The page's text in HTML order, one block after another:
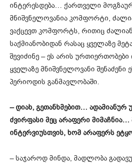
ინტერესდება… ქართველი
მნიშვნელოვანია კომფორტი,
ვაქცევთ კომფორტს, რითიც
საქმიანობიდან რასაც ყველაზე
შევიძინე – ეს არის ურთიერთობები
ყველაზე მნიშვნელოვანი შენაძენი
პერიოდის განმავლობაში.
– დიახ, გეთანხმებით… ადამიანურ
ძვირფასი მეც არაფერი
ინტერვიუსთვის, ხომ არაფერს
– საჯაროდ მინდა, მადლობა